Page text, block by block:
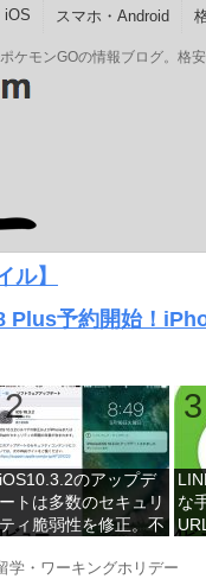
iOS スマホ・Android
ケモンGOの情報ブログ。格
ル】
Plus予約開始！
iOS10.3.2のアップデ
ートは多数のセキュリ
ティ脆弱性を修正。不
ビュー
な
4ビ
学・ワーキングホリデー